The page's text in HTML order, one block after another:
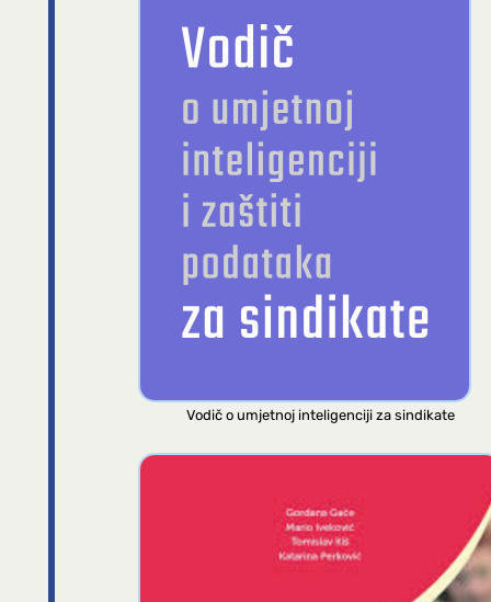
Vodič o umjetnoj inteligenciji za sindikate